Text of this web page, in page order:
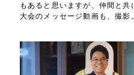
もあると思いますが、仲間と
大会のメッセージ動画も、撮影。